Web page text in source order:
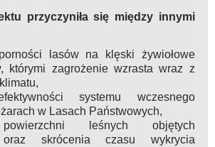
przyczyniła się między innymi
lasów na klęski żywiołowe
którymi zagrożenie wzrasta wraz z
systemu wczesnego
w Lasach Państwowych,
leśnych objętych
oraz skrócenia czasu wykrycia